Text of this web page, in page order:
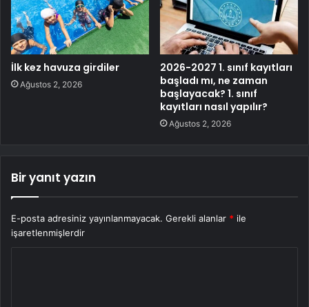
İlk kez havuza girdiler
Ağustos 2, 2026
2026-2027 1. sınıf kayıtları
başladı mı, ne zaman
başlayacak? 1. sınıf
kayıtları nasıl yapılır?
Ağustos 2, 2026
Bir yanıt yazın
E-posta adresiniz yayınlanmayacak. Gerekli alanlar * ile
işaretlenmişlerdir